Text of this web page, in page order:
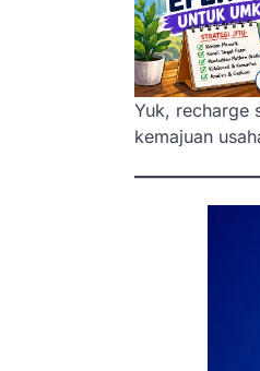
Yuk, recharge
kemajuan